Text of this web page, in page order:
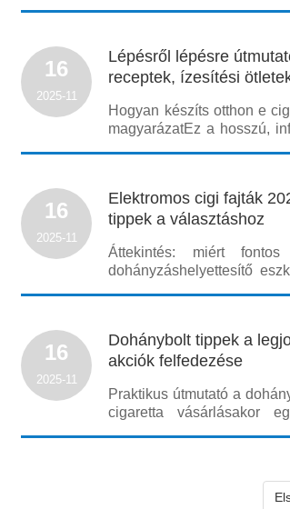
16
2025-11
Lépésről lépésre
receptek, ízesítési
Hogyan készíts otthon e
magyarázatEz a hosszú,
16
2025-11
Elektromos cigi fajták
tippek a választáshoz
Áttekintés: miért
dohányzáshelyettesítő
16
2025-11
Dohánybolt tippek a
akciók felfedezése
Praktikus útmutató a
cigaretta vásárlásakor